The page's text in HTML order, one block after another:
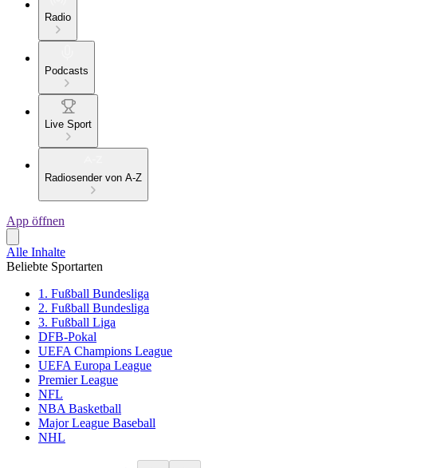
Radio
Podcasts
Live Sport
Radiosender von A-Z
App öffnen
Alle Inhalte
Beliebte Sportarten
1. Fußball Bundesliga
2. Fußball Bundesliga
3. Fußball Liga
DFB-Pokal
UEFA Champions League
UEFA Europa League
Premier League
NFL
NBA Basketball
Major League Baseball
NHL